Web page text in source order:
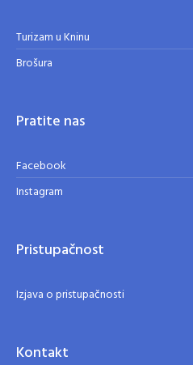
Turizam u Kninu
Brošura
Pratite nas
Facebook
Instagram
Pristupačnost
Izjava o pristupačnosti
Kontakt